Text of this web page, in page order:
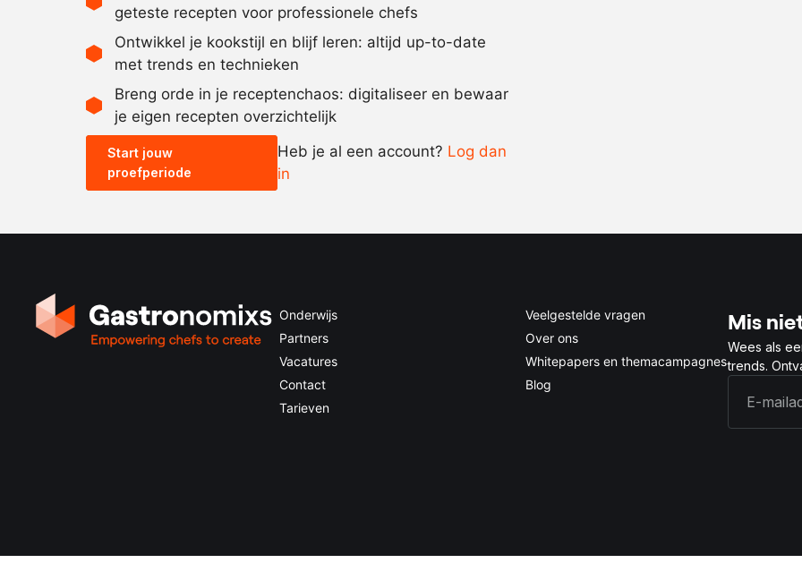
geteste recepten voor professionele chefs
Ontwikkel je kookstijl en blijf leren: altijd up-to-date
met trends en technieken
Breng orde in je receptenchaos: digitaliseer en bewaar
je eigen recepten overzichtelijk
Start jouw
proefperiode
Heb je al een account? Log dan
in
Onderwijs
Partners
Vacatures
Contact
Tarieven
Veelgestelde vragen
Over ons
Whitepapers en themacampagnes
Blog
Mis
Wees als
trends.